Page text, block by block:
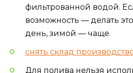
фильтрованной водой.
возможность — делать
день, зимой — чаще.
снять склад
Для полива нельзя